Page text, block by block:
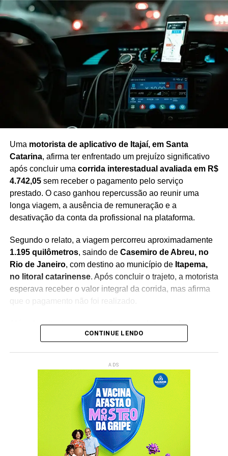
econômico e institucional avancem antes da
intensificação do processo eleitoral.
Com a retomada das atividades, a Assembleia entra em
uma fase decisiva para a apreciação de matérias de
impacto para o estado, em um contexto de maior atenção
às negociações políticas e à definição de pautas
prioritárias até a realização das eleições.
Redação Saiba+
Uma motorista de aplicativo de Itajaí, em Santa
Catarina, afirma ter enfrentado um prejuízo significativo
após concluir uma corrida interestadual avaliada em R$
4.742,05sem receber o pagamento pelo serviço
prestado. O caso ganhou repercussão ao reunir uma
longa viagem, a ausência de remuneração e a
desativação da conta da profissional na plataforma.
Segundo o relato, a viagem percorreu aproximadamente
1.195 quilômetros, saindo de Casemiro de Abreu, no
Rio de Janeiro, com destino ao município de Itapema,
no litoral catarinense. Após concluir o trajeto, a motorista
esperava receber o valor integral da corrida, mas afirma
que o pagamento não foi realizado.
Além da falta de remuneração,a condutora informou
que teve um desconto de R$ 707,95 referente às taxas
sua conta foi desativada, impedindo a continuidade
das atividades como motorista parceira.
O episódio gerou ampla repercussão nas redes sociais e
reacendeu o debate sobrea relação entre motoristas de
aplicativo e plataformas digitais, especialmente em
casos envolvendo pagamentos, bloqueios de contas e
CONTINUE LENDO
ADS